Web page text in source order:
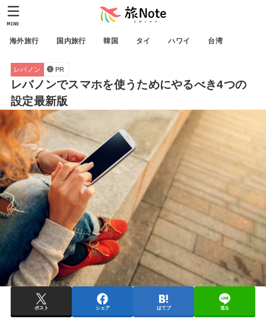
海外旅行 国内旅行 韓国 タイ ハワイ 台湾
MENU
レバノン PR
レバノンでスマホを使うためにやるべき4つの
設定最新版
ポスト シェア はてブ 送る